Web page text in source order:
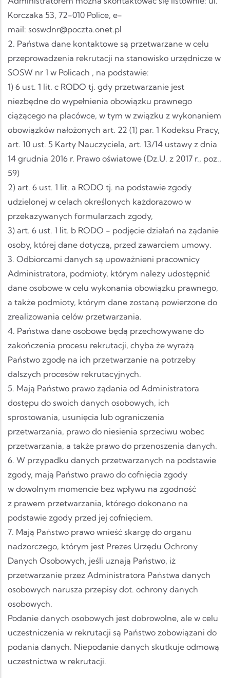
Korczaka 53, 72-010 Police, e-
mail: soswdnr@poczta.onet.pl
2. Państwa dane kontaktowe są przetwarzane w celu
przeprowadzenia rekrutacji na stanowisko urzędnicze w
SOSW nr 1 w Policach , na podstawie:
1) 6 ust. 1 lit. c RODO tj. gdy przetwarzanie jest
niezbędne do wypełnienia obowiązku prawnego
ciążącego na placówce, w tym w związku z wykonaniem
obowiązków nałożonych art. 22 (1) par. 1 Kodeksu Pracy,
art. 10 ust. 5 Karty Nauczyciela, art. 13/14 ustawy z dnia
14 grudnia 2016 r. Prawo oświatowe (Dz.U. z 2017 r., poz.,
59)
2) art. 6 ust. 1 lit. a RODO tj. na podstawie zgody
udzielonej w celach określonych każdorazowo w
przekazywanych formularzach zgody,
3) art. 6 ust. 1 lit. b RODO - podjęcie działań na żądanie
osoby, której dane dotyczą, przed zawarciem umowy.
3. Odbiorcami danych są upoważnieni pracownicy
Administratora, podmioty, którym należy udostępnić
dane osobowe w celu wykonania obowiązku prawnego,
a także podmioty, którym dane zostaną powierzone do
zrealizowania celów przetwarzania.
4. Państwa dane osobowe będą przechowywane do
zakończenia procesu rekrutacji, chyba że wyrażą
Państwo zgodę na ich przetwarzanie na potrzeby
dalszych procesów rekrutacyjnych.
5. Mają Państwo prawo żądania od Administratora
dostępu do swoich danych osobowych, ich
sprostowania, usunięcia lub ograniczenia
przetwarzania, prawo do niesienia sprzeciwu wobec
przetwarzania, a także prawo do przenoszenia danych.
6. W przypadku danych przetwarzanych na podstawie
zgody, mają Państwo prawo do cofnięcia zgody
w dowolnym momencie bez wpływu na zgodność
z prawem przetwarzania, którego dokonano na
podstawie zgody przed jej cofnięciem.
7. Mają Państwo prawo wnieść skargę do organu
nadzorczego, którym jest Prezes Urzędu Ochrony
Danych Osobowych, jeśli uznają Państwo, iż
przetwarzanie przez Administratora Państwa danych
osobowych narusza przepisy dot. ochrony danych
osobowych.
Podanie danych osobowych jest dobrowolne, ale w celu
uczestniczenia w rekrutacji są Państwo zobowiązani do
podania danych. Niepodanie danych skutkuje odmową
uczestnictwa w rekrutacji.